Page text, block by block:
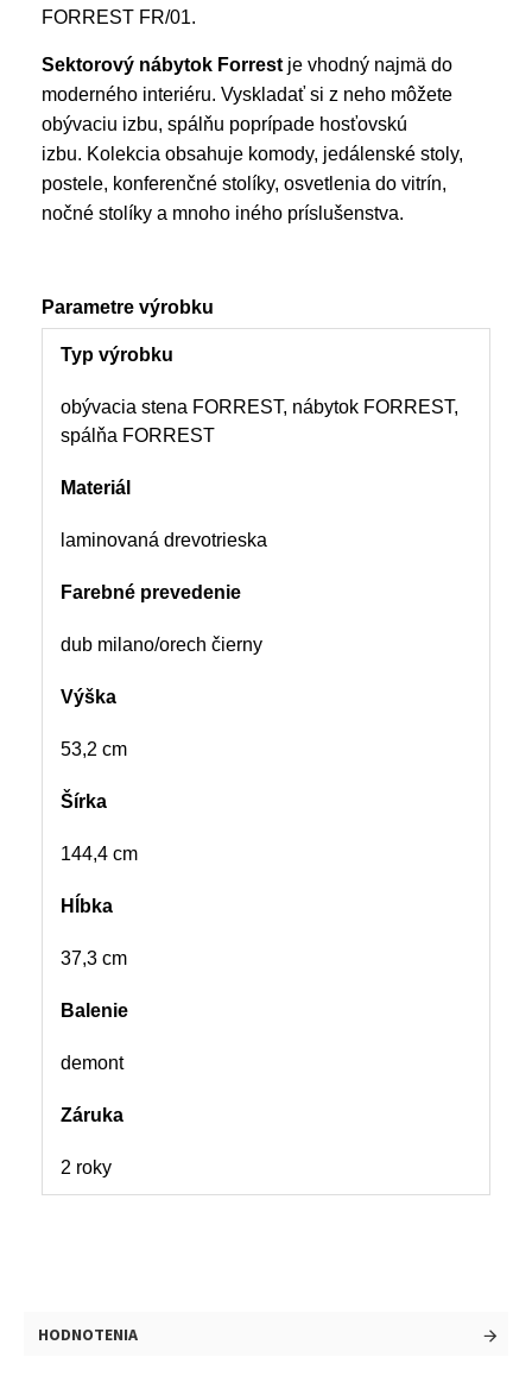
FORREST FR/01.
Sektorový nábytok Forrestje vhodný najmä do
moderného interiéru. Vyskladať si z neho môžete
obývaciu izbu, spálňu poprípade hosťovskú
izbu. Kolekcia obsahuje komody, jedálenské stoly,
postele, konferenčné stolíky, osvetlenia do vitrín,
nočné stolíky a mnoho iného príslušenstva.
Parametre výrobku
Typ výrobku
obývacia stena FORREST, nábytok FORREST,
spálňa FORREST
Materiál
laminovaná drevotrieska
Farebné prevedenie
dub milano/orech čierny
Výška
53,2 cm
Šírka
144,4 cm
Hĺbka
37,3 cm
Balenie
demont
Záruka
2 roky
HODNOTENIA